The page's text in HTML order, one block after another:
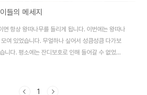
들의 메세지
면 항상 왕따나무를 들리게 됩니다. 이번에는 왕따나
여 있었습니다. 무얼하나 싶어서 성큼성큼 다가보
니다. 평소에는 잔디보호로 인해 들어갈 수 없었는
위에 많은 사람들이 왕따나무 인근에 있더군요. 조
이고 tv에서 어떻게 나올지 기다려집니다
1